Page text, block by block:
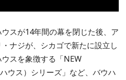
スが14年間の幕を閉じた後、ア
ナジが、シカゴで新たに設立し
スを象徴する「NEW
ウス）シリーズ」など、バウハ